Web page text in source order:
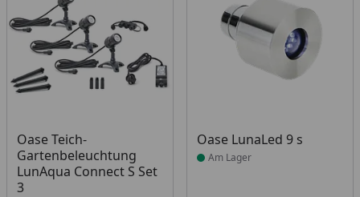
Oase Teich-
Gartenbeleuchtung
LunAqua Connect S Set
3​
Produkt am Lager Oase LunaLed 9 s
Produkt am Lager
Am Lager